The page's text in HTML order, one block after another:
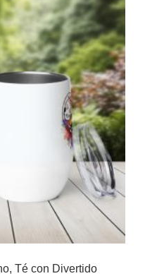
Té con Divertido